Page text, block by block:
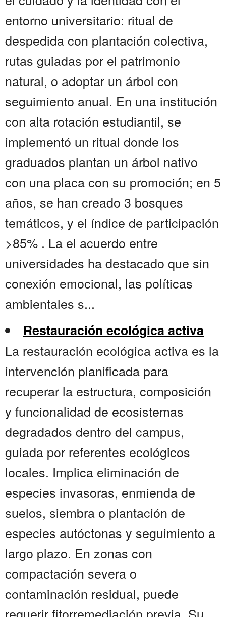
entorno universitario: ritual de
despedida con plantación colectiva,
rutas guiadas por el patrimonio
natural, o adoptar un árbol con
seguimiento anual. En una institución
con alta rotación estudiantil, se
implementó un ritual donde los
graduados plantan un árbol nativo
con una placa con su promoción; en 5
años, se han creado 3 bosques
temáticos, y el índice de participación
>85% . La el acuerdo entre
universidades ha destacado que sin
conexión emocional, las políticas
ambientales s...
Restauración ecológica activa
La restauración ecológica activa es la
intervención planificada para
recuperar la estructura, composición
y funcionalidad de ecosistemas
degradados dentro del campus,
guiada por referentes ecológicos
locales. Implica eliminación de
especies invasoras, enmienda de
suelos, siembra o plantación de
especies autóctonas y seguimiento a
largo plazo. En zonas con
compactación severa o
contaminación residual, puede